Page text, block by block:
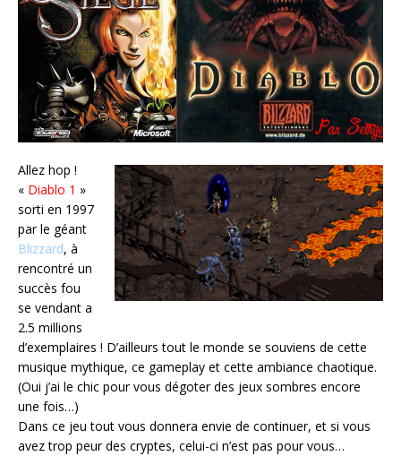
Allez hop !
« Diablo 1 »
sorti en 1997
par le géant
Blizzard, à
rencontré un
succès fou
se vendant a
2.5 millions
d’exemplaires ! D’ailleurs tout le monde se souviens de cette
musique mythique, ce gameplay et cette ambiance chaotique.
(Oui j’ai le chic pour vous dégoter des jeux sombres encore
une fois…)
Dans ce jeu tout vous donnera envie de continuer, et si vous
avez trop peur des cryptes, celui-ci n’est pas pour vous…